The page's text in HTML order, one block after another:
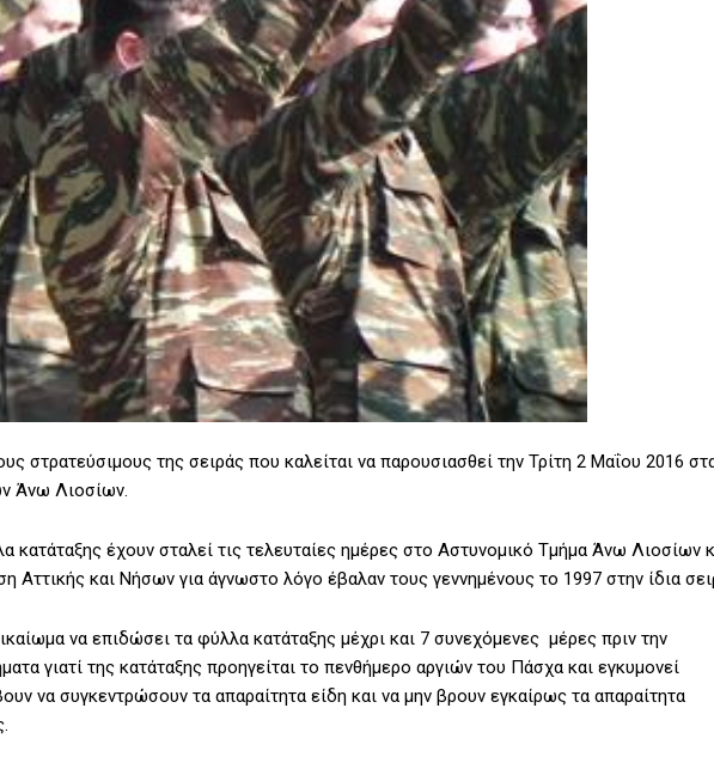
στρατεύσιμους της σειράς που καλείται να παρουσιασθεί την Τρίτη 2 Μαΐου 2016
Άνω Λιοσίων.
έχουν σταλεί τις τελευταίες ημέρες στο Αστυνομικό Τμήμα Άνω Λιοσίων
Αττικής και Νήσων για άγνωστο λόγο έβαλαν τους γεννημένους το 1997 στην ίδια
να επιδώσει τα φύλλα κατάταξης μέχρι και 7 συνεχόμενες μέρες πριν την
γιατί της κατάταξης προηγείται το πενθήμερο αργιών του Πάσχα και εγκυμονεί
να συγκεντρώσουν τα απαραίτητα είδη και να μην βρουν εγκαίρως τα απαραίτητα